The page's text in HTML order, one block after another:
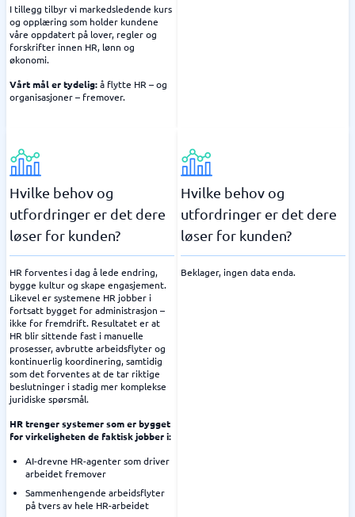
I tillegg tilbyr vi markedsledende kurs
og opplæring som holder kundene
våre oppdatert på lover, regler og
forskrifter innen HR, lønn og
økonomi.
Vårt mål er tydelig:å flytte HR – og
organisasjoner – fremover.
Hvilke behov og
utfordringer er det dere
løser for kunden?
HR forventes i dag å lede endring,
bygge kultur og skape engasjement.
Likevel er systemene HR jobber i
fortsatt bygget for administrasjon –
ikke for fremdrift. Resultatet er at
HR blir sittende fast i manuelle
prosesser, avbrutte arbeidsflyter og
kontinuerlig koordinering, samtidig
som det forventes at de tar riktige
beslutninger i stadig mer komplekse
juridiske spørsmål.
HR trenger systemer som er bygget
for virkeligheten de faktisk jobber i:
AI-drevne HR-agenter som driver
arbeidet fremover
Sammenhengende arbeidsflyter
på tvers av hele HR-arbeidet
Hvilke behov og
utfordringer er det dere
løser for kunden?
Beklager, ingen data enda.